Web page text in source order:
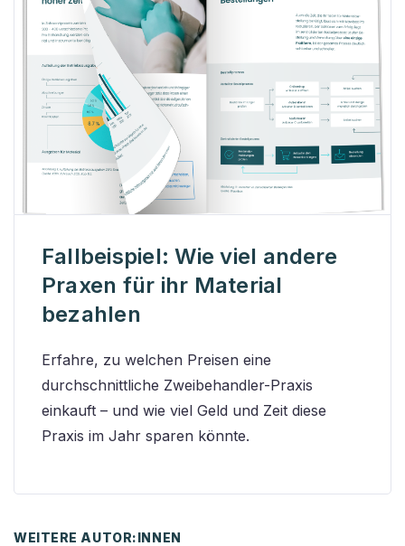
Fallbeispiel: Wie viel andere
Praxen für ihr Material
bezahlen
Erfahre, zu welchen Preisen eine
durchschnittliche Zweibehandler-Praxis
einkauft – und wie viel Geld und Zeit diese
Praxis im Jahr sparen könnte.
WEITERE AUTOR:INNEN